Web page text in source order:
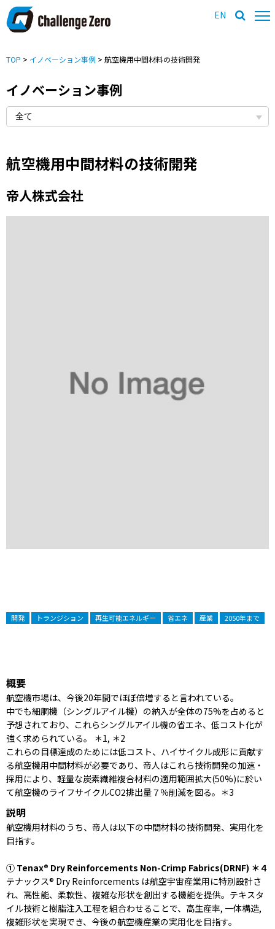
EN
TOP > イノベーション事例 > 航空機用中間材料の技術開発
イノベーション事例
航空機用中間材料の技術開発
帝人株式会社
開発 トランジション 再生可能エネルギー 省エネ 産業 2050年まで
概要
航空機市場は、今後20年間でほぼ倍増すると言われている。
中でも細胴機（シングルアイル機）の納入が全体の75%を占めると
予想されており、これらシングルアイル機の省エネ、低コスト化が
強く求められている。 ＊1, ＊2
これらの目標達成のためには低コスト、ハイサイクル成形に貢献す
る航空機用中間材料が必要であり、帝人はこれら技術開発の加速・
採用により、軽量な炭素繊維複合材料の適用範囲拡大(50%)に於い
て航空機のライフサイクルCO2排出量７％削減を図る。＊3
説明
航空機用材料のうち、帝人は以下の中間材料の技術開発、実用化を
目指す。
① Tenax® Dry Reinforcements Non-Crimp Fabrics(DRNF) ＊４
テナックス® Dry Reinforcements は航空宇宙産業用に特別設計さ
れ、高性能、柔軟性、複雑な形状を創出する機能を提供。テキスタ
イル技術と樹脂注入工程を組合わせることで、高生産率, 一体構造,
複雑形状を実現でき、今後の航空機産業の実用化を目指す。